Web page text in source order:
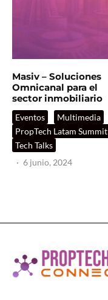
Masiv – Soluciones
Omnicanal para el
sector inmobiliario
Eventos
Multimedia
PropTech Latam Summit
Tech Talks
· 6 junio, 2024